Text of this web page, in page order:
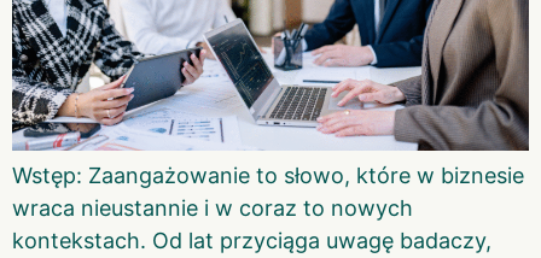
Wstęp: Zaangażowanie to słowo, które w biznesie
wraca nieustannie i w coraz to nowych
kontekstach. Od lat przyciąga uwagę badaczy,